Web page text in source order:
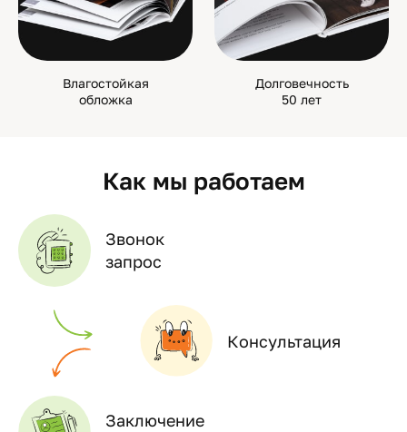
Влагостойкая
обложка
Долговечность
50 лет
Как мы работаем
Звонок
запрос
Консультация
Заключение